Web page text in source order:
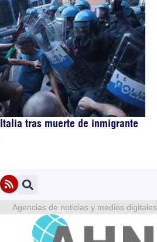
tras muerte de inmigrante
Agencias de noticias y medios digitales